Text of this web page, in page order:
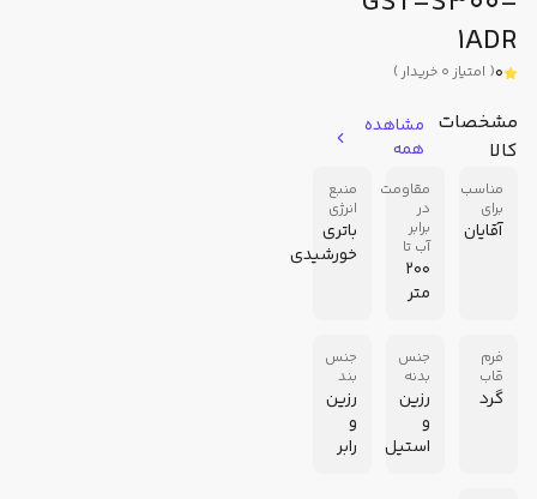
1ADR
0
( امتیاز 0 خریدار)
مشخصات
کالا
مشاهده
همه
مناسب
برای
آقایان
مقاومت
در
برابر
آب تا
200
متر
منبع
انرژی
باتری
خورشیدی
فرم
قاب
گرد
جنس
بدنه
رزین
و
استیل
جنس
بند
رزین
و
رابر